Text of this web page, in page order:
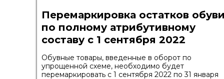
Перемаркировка остатков
по полному атрибутивному
составу с 1 сентября 2022
Обувные товары, введенные в оборот по
упрощенной схеме, необходимо будет
перемаркировать с 1 сентября 2022 по 31 января